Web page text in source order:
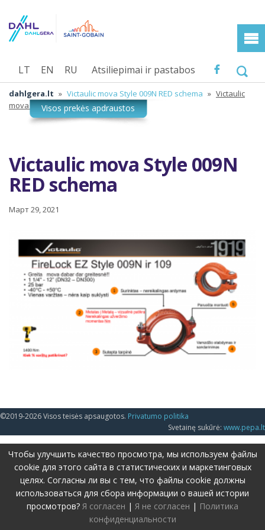
Atsiliepimai ir pastabos
LT EN RU
dahlgera.lt » Victaulic mova Style 009N RED schema » Victaulic
mova Style 009N RED schema
Victaulic mova Style 009N
RED schema
Март 29, 2021
©2019-2026 Visos teisės apsaugotos. Privatumo politika
Svetainę sukūrė: www.pepa.lt
Чтобы улучшить качество просмотра, мы используем файлы
cookie для этого сайта в статистических и маркетинговых
целях. Согласны ли вы с тем, что файлы cookie должны
использоваться для сбора информации о вашей истории
просмотров? Я согласен | Я не согласен | Политика
конфиденциальности